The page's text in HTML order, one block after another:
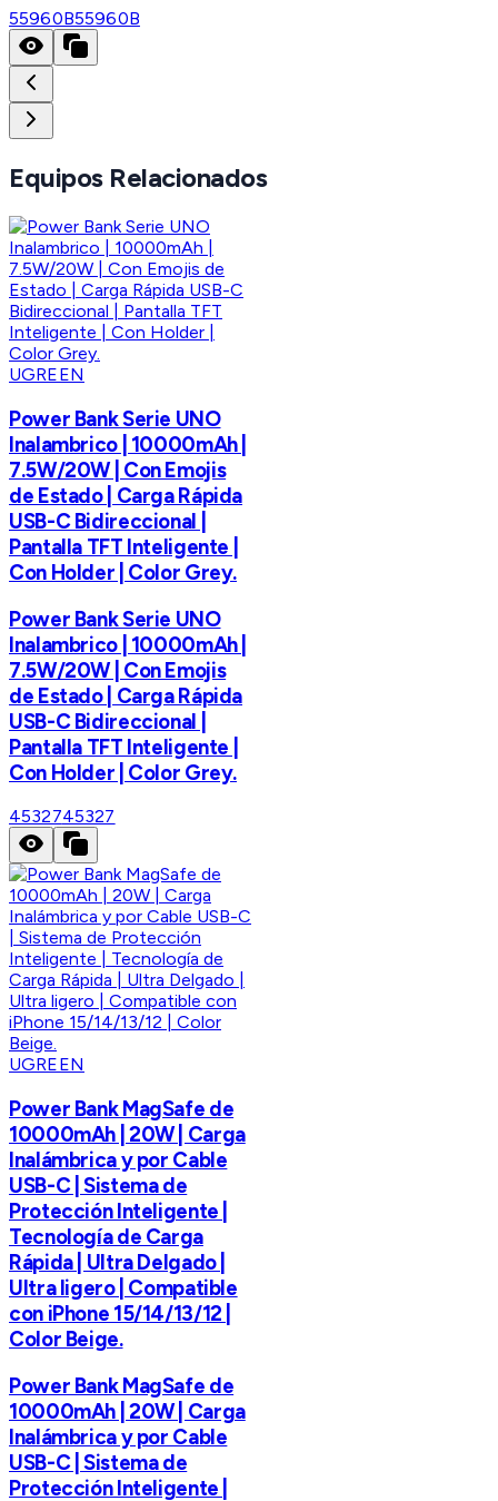
55960B55960B
Equipos Relacionados
UGREEN
Power Bank Serie UNO
Inalambrico | 10000mAh |
7.5W/20W | Con Emojis
de Estado | Carga Rápida
USB-C Bidireccional |
Pantalla TFT Inteligente |
Con Holder | Color Grey.
Power Bank Serie UNO
Inalambrico | 10000mAh |
7.5W/20W | Con Emojis
de Estado | Carga Rápida
USB-C Bidireccional |
Pantalla TFT Inteligente |
Con Holder | Color Grey.
4532745327
UGREEN
Power Bank MagSafe de
10000mAh | 20W | Carga
Inalámbrica y por Cable
USB-C | Sistema de
Protección Inteligente |
Tecnología de Carga
Rápida | Ultra Delgado |
Ultra ligero | Compatible
con iPhone 15/14/13/12 |
Color Beige.
Power Bank MagSafe de
10000mAh | 20W | Carga
Inalámbrica y por Cable
USB-C | Sistema de
Protección Inteligente |